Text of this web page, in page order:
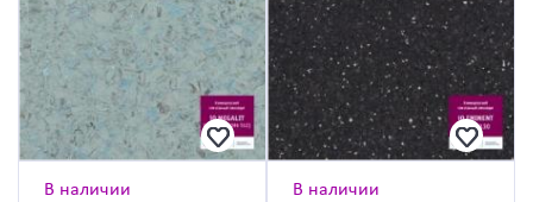
В наличии
В наличии